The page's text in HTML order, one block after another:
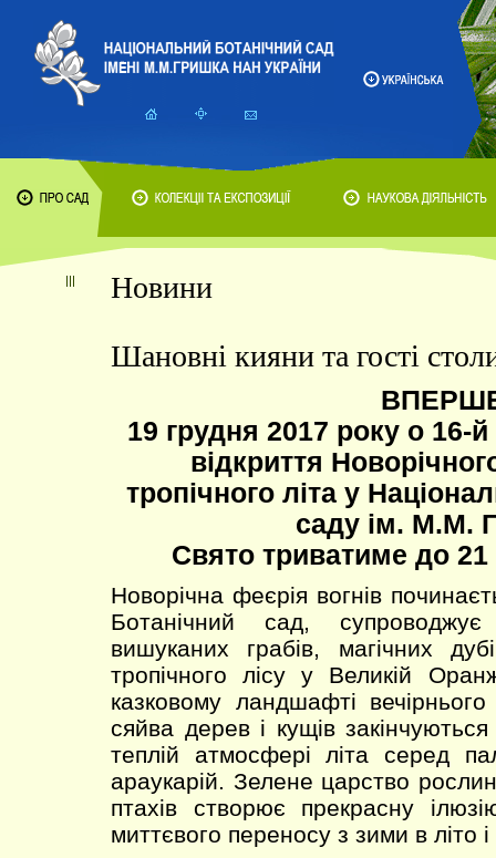
Новини
Шановні кияни та гості
19 грудня 2017 року о 16-й
відкриття
тропічного літа у
саду ім. М.М.
Свято триватиме до 21
Новорічна феєрія вогнів
Ботанічний сад,
вишуканих грабів, магічних
тропічного лісу у Великій
казковому ландшафті
сяйва дерев і кущів
теплій атмосфері літа серед
араукарій. Зелене царство
птахів створює прекрасну
миттєвого переносу з зими в літо